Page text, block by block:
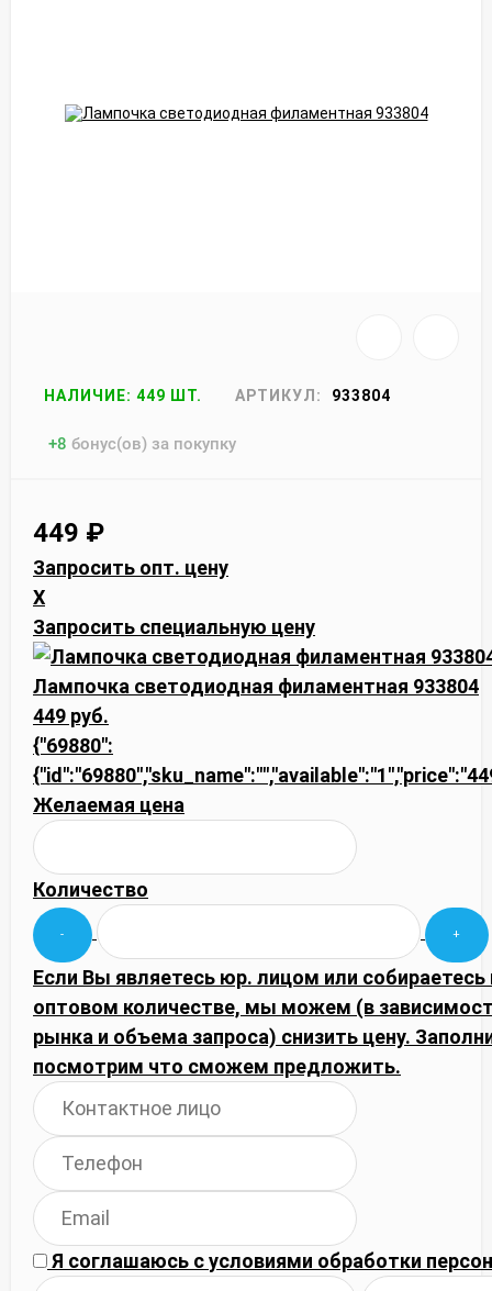
НАЛИЧИЕ: 449 ШТ. АРТИКУЛ: 933804
+8 бонус(ов) за покупку
449 ₽
Запросить опт. цену
X
Запросить специальную цену
Лампочка светодиодная филаментная 933804
449 руб.
{"69880":
Желаемая цена
Количество
Если Вы являетесь юр. лицом или собираетесь
оптовом количестве, мы можем (в
рынка и объема запроса) снизить цену.
посмотрим что сможем предложить.
Я соглашаюсь сусловиями обработки